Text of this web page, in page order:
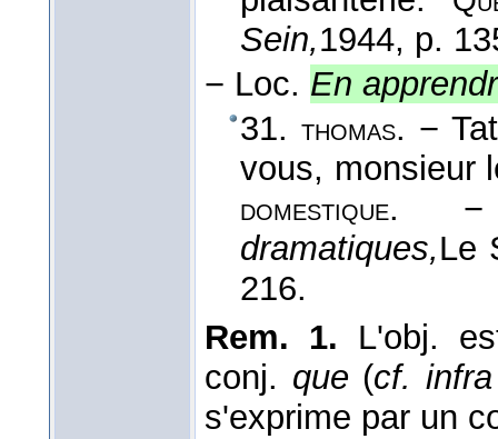
Sein,1944, p.
− Loc. En
31. thomas. −
vous, monsieur
domestique. −
dramatiques,Le
216.
Rem. 1. L'obj.
conj. que (cf. infra
s'exprime par un